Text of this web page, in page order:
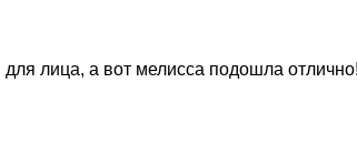
лица, а вот мелисса подошла